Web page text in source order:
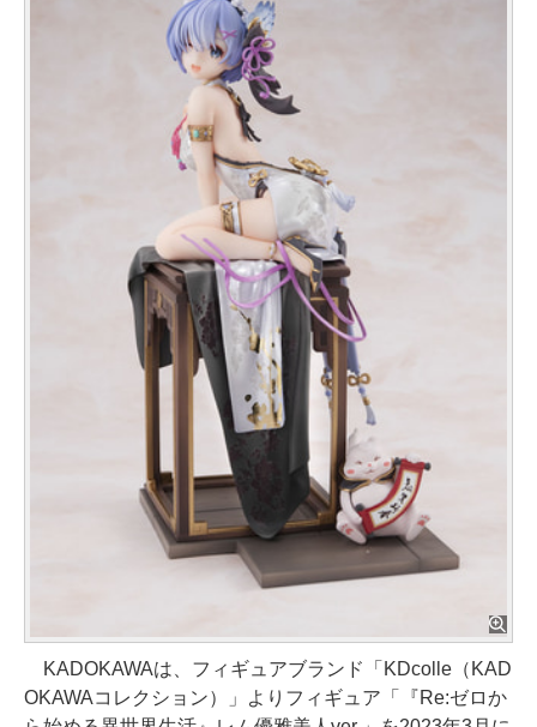
KADOKAWAは、フィギュアブランド「KDcolle（KAD
OKAWAコレクション）」よりフィギュア「『Re:ゼロか